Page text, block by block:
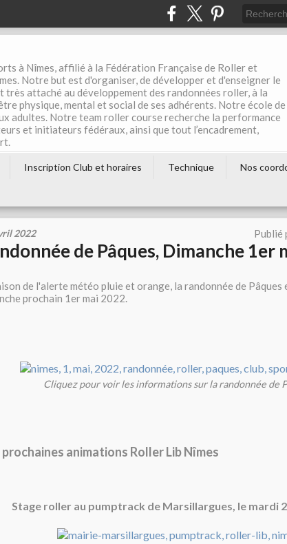
à Nîmes, affilié à la Fédération Française de Roller et
Notre but est d'organiser, de développer et d'enseigner le
attaché au développement des randonnées roller, à la
physique, mental et social de ses adhérents. Notre école de
adultes. Notre team roller course recherche la performance
et initiateurs fédéraux, ainsi que tout l’encadrement,
Inscription Club et horaires Technique
Nos
2022 Publié
de Pâques, Dimanche 1er
de l'alerte météo pluie et orange, la randonnée de
prochain 1er mai 2022.
Cliquez pour voir les informations sur la randonnée de
animations Roller Lib Nîmes
Stage roller au pumptrack de Marsillargues, le mardi